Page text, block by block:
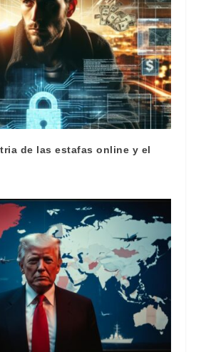
de las estafas online y el